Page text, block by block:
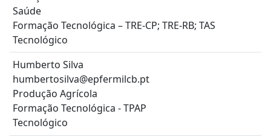
Saúde
Formação Tecnológica – TRE-CP; TRE-RB; TAS
Tecnológico
Humberto Silva
humbertosilva@epfermilcb.pt
Produção Agrícola
Formação Tecnológica - TPAP
Tecnológico